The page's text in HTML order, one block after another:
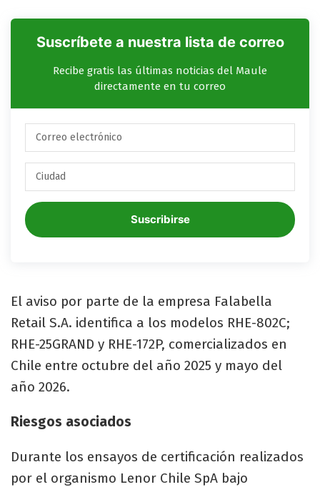
Suscríbete a nuestra lista de correo
Recibe gratis las últimas noticias del Maule
directamente en tu correo
Suscribirse
El aviso por parte de la empresa Falabella
Retail S.A. identifica a los modelos RHE-802C;
RHE-25GRAND y RHE-172P, comercializados en
Chile entre octubre del año 2025 y mayo del
año 2026.
Riesgos asociados
Durante los ensayos de certificación realizados
por el organismo Lenor Chile SpA bajo